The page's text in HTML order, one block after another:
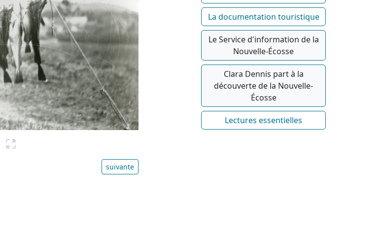
suivante
La documentation touristique
Le Service d'information de la
Nouvelle-Écosse
Clara Dennis part à la
découverte de la Nouvelle-
Écosse
Lectures essentielles